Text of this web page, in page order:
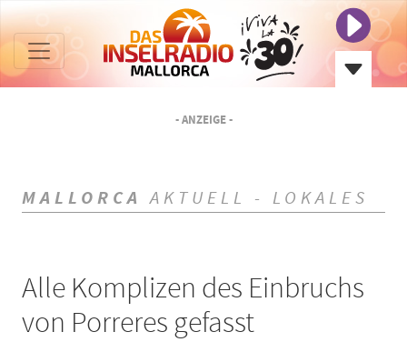
- ANZEIGE -
MALLORCA AKTUELL - LOKALES
Alle Komplizen des Einbruchs
von Porreres gefasst